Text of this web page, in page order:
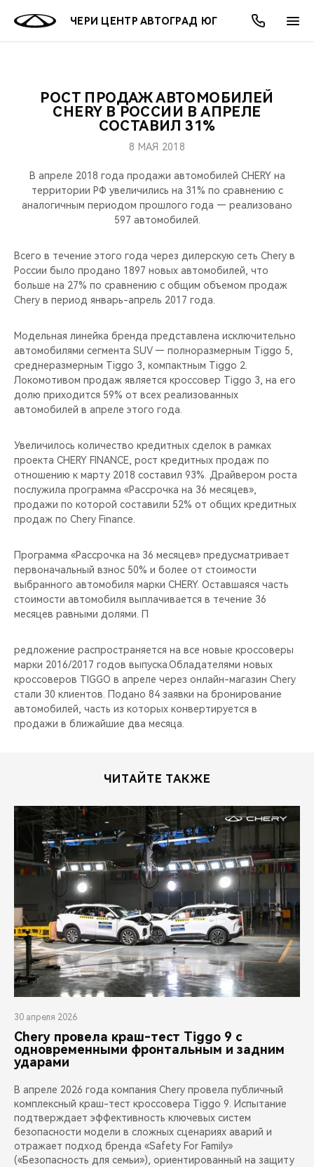
ЧЕРИ ЦЕНТР АВТОГРАД ЮГ
МОДЕЛИ
КРОССОВЕРЫ
НОВИНКИ
ПОКУПАТЕЛЯМ
КРЕДИТ И СТРАХОВАНИЕ
ВЛАДЕЛЬЦАМ
ЗАПЧАСТИ И АКСЕССУАРЫ
ПОДДЕРЖКА
МИР CHERY
О БРЕНДЕ
CHERY В СОЦСЕТЯХ
БЛАГОТВОРИТЕЛЬНОСТЬ
CHERY И СПОРТ
НАШИ МЕРОПРИЯТИЯ
CHERY ДЛЯ ДЕТЕЙ
АКЦИИ
ОНЛАЙН СЕРВИСЫ
КРЕДИТ
О КОМПАНИИ
МЫ В СОЦСЕТЯХ
РОСТ ПРОДАЖ АВТОМОБИЛЕЙ
CHERY В РОССИИ В АПРЕЛЕ
СОСТАВИЛ 31%
8 МАЯ 2018
В апреле 2018 года продажи автомобилей CHERY на
территории РФ увеличились на 31% по сравнению с
аналогичным периодом прошлого года — реализовано
597 автомобилей.
Всего в течение этого года через дилерскую сеть Chery в
России было продано 1897 новых автомобилей, что
больше на 27% по сравнению с общим объемом продаж
Chery в период январь-апрель 2017 года.
Модельная линейка бренда представлена исключительно
автомобилями сегмента SUV — полноразмерным Tiggo 5,
среднеразмерным Tiggo 3, компактным Tiggo 2.
Локомотивом продаж является кроссовер Tiggo 3, на его
долю приходится 59% от всех реализованных
автомобилей в апреле этого года.
Увеличилось количество кредитных сделок в рамках
проекта CHERY FINANCE, рост кредитных продаж по
отношению к марту 2018 составил 93%. Драйвером роста
послужила программа «Рассрочка на 36 месяцев»,
продажи по которой составили 52% от общих кредитных
продаж по Chery Finance.
Программа «Рассрочка на 36 месяцев» предусматривает
первоначальный взнос 50% и более от стоимости
выбранного автомобиля марки CHERY. Оставшаяся часть
стоимости автомобиля выплачивается в течение 36
месяцев равными долями. П
редложение распространяется на все новые кроссоверы
марки 2016/2017 годов выпуска.Обладателями новых
кроссоверов TIGGO в апреле через онлайн-магазин Chery
стали 30 клиентов. Подано 84 заявки на бронирование
автомобилей, часть из которых конвертируется в
продажи в ближайшие два месяца.
ЧИТАЙТЕ ТАКЖЕ
30 апреля 2026
Chery провела краш-тест Tiggo 9 с
одновременными фронтальным и задним
ударами
В апреле 2026 года компания Chery провела публичный
комплексный краш-тест кроссовера Tiggo 9. Испытание
подтверждает эффективность ключевых систем
безопасности модели в сложных сценариях аварий и
отражает подход бренда «Safety For Family»
(«Безопасность для семьи»), ориентированный на защиту